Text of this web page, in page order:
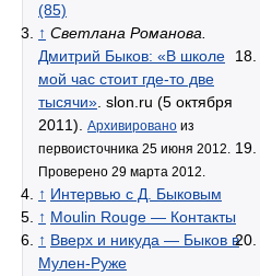
(85)
↑ Светлана Романова.
Дмитрий Быков: «В школе
мой час стоит где-то две
тысячи». slon.ru (5 октября
2011). Архивировано из
первоисточника 25 июня 2012.
Проверено 29 марта 2012.
↑ Интервью с Д. Быковым
↑ Moulin Rouge — Контакты
↑ Вверх и никуда — Быков в
Мулен-Руже